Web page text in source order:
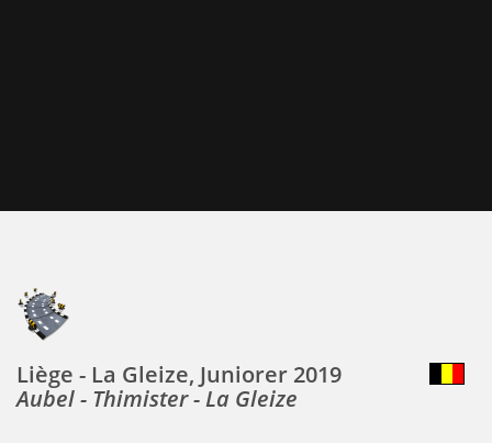
Liège - La Gleize, Juniorer 2019
Aubel - Thimister - La Gleize